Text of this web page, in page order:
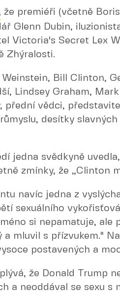
že premiéři (včetně
Glenn Dubin,
Victoria's Secret Lex
Zhýralosti.
Bill Clinton,
Lindsey Graham,
přední vědci,
desítky
jedna svědkyně
zmínky, že „Clinton
navíc jedna z
sexuálního
si nepamatuje, ale
a mluvil s přízvukem."
postavených a
že Donald Trump
a neoddával se sexu s